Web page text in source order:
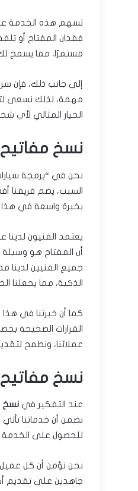
تسهم هذه الخدمة على
فقدان المفتاح أو
مستمرًا، مما يسمح
إلى جانب ذلك، فإن
مهمة، لذلك نسعى
الخيار المثالي لأي
نسخ مفاتيح
نحن في “برمجة
السبب، يضم فريقنا
بخبرة واسعة في هذا
يعتمد الفنيون
أن المفتاح هو وسيلة
جميع الفنيين لدينا
الذكية، مما يجعلنا
كما أن خبرتنا في
القرارات الصحيحة
عملائنا، ونطمح
نسخ مفاتيح
عند التفكير في نسخ
نضمن أن خدماتنا
للحصول على الخدمة
نحن نؤمن أن كل
جاهدين على تقديم